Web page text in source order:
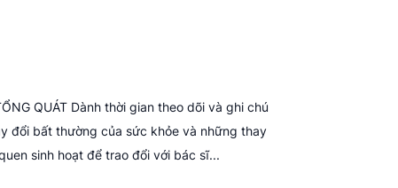
QUÁT Dành thời gian theo dõi và ghi chú
đổi bất thường của sức khỏe và những thay
sinh hoạt để trao đổi với bác sĩ...